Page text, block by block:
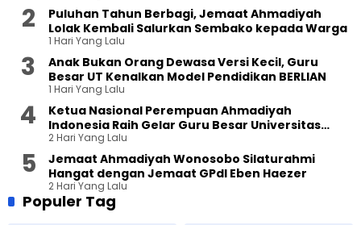
Puluhan Tahun Berbagi, Jemaat Ahmadiyah
Lolak Kembali Salurkan Sembako kepada Warga
1 Hari Yang Lalu
Anak Bukan Orang Dewasa Versi Kecil, Guru
Besar UT Kenalkan Model Pendidikan BERLIAN
1 Hari Yang Lalu
Ketua Nasional Perempuan Ahmadiyah
Indonesia Raih Gelar Guru Besar Universitas
Terbuka
2 Hari Yang Lalu
Jemaat Ahmadiyah Wonosobo Silaturahmi
Hangat dengan Jemaat GPdI Eben Haezer
2 Hari Yang Lalu
Populer Tag